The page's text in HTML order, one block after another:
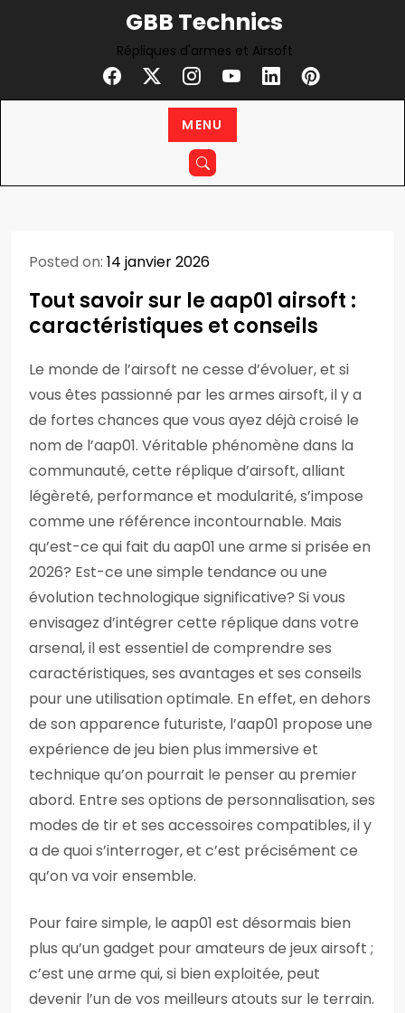
GBB Technics
Répliques d'armes et Airsoft
MENU
Posted on: 14 janvier 2026
Tout savoir sur le aap01 airsoft :
caractéristiques et conseils
Le monde de l’airsoft ne cesse d’évoluer, et si
vous êtes passionné par les armes airsoft, il y a
de fortes chances que vous ayez déjà croisé le
nom de l’aap01. Véritable phénomène dans la
communauté, cette réplique d’airsoft, alliant
légèreté, performance et modularité, s’impose
comme une référence incontournable. Mais
qu’est-ce qui fait du aap01 une arme si prisée en
2026? Est-ce une simple tendance ou une
évolution technologique significative? Si vous
envisagez d’intégrer cette réplique dans votre
arsenal, il est essentiel de comprendre ses
caractéristiques, ses avantages et ses conseils
pour une utilisation optimale. En effet, en dehors
de son apparence futuriste, l’aap01 propose une
expérience de jeu bien plus immersive et
technique qu’on pourrait le penser au premier
abord. Entre ses options de personnalisation, ses
modes de tir et ses accessoires compatibles, il y
a de quoi s’interroger, et c’est précisément ce
qu’on va voir ensemble.
Pour faire simple, le aap01 est désormais bien
plus qu’un gadget pour amateurs de jeux airsoft ;
c’est une arme qui, si bien exploitée, peut
devenir l’un de vos meilleurs atouts sur le terrain.